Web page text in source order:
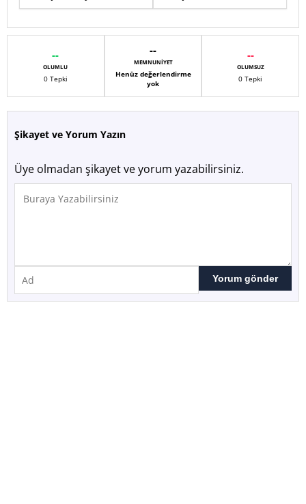
--
OLUMLU
0 Tepki
--
MEMNUNIYET
Henüz değerlendirme
yok
--
OLUMSUZ
0 Tepki
Şikayet ve Yorum Yazın
Üye olmadan şikayet ve yorum yazabilirsiniz.